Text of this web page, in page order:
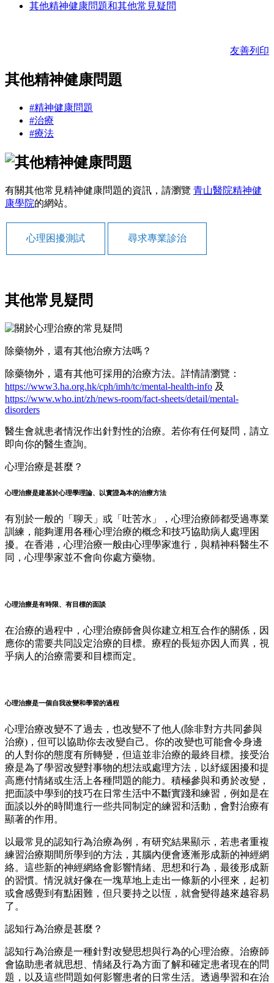
其他精神健康問題和其他常見疑問
友善列印
其他精神健康問題
#精神健康問題
#治療
#療法
有關其他常見精神健康問題的資訊，請瀏覽 青山醫院精神健
康學院的網站。
心理困擾測試 尋求專業診治
其他常見疑問
除藥物外，還有其他治療方法嗎？
除藥物外，還有其他可採用的治療方法。詳情請瀏覽：
https://www3.ha.org.hk/cph/imh/tc/mental-health-info 及
https://www.who.int/zh/news-room/fact-sheets/detail/mental-
disorders
醫生會就患者情況作出針對性的治療。若你有任何疑問，請立
即向你的醫生查詢。
心理治療是甚麼？
心理治療是建基於心理學理論、以實證為本的治療方法
有別於一般的「聊天」或「吐苦水」，心理治療師都受過專業
訓練，能夠運用各種心理治療的概念和技巧協助病人處理困
擾。在香港，心理治療一般由心理學家進行，與精神科醫生不
同，心理學家並不會向你處方藥物。
心理治療是有時限、有目標的面談
在治療的過程中，心理治療師會與你建立相互合作的關係，因
應你的需要共同設定治療的目標。療程的長短亦因人而異，視
乎病人的治療需要和目標而定。
心理治療是一個自我改變和學習的過程
心理治療改變不了過去，也改變不了他人(除非對方共同參與
治療)，但可以協助你去改變自己。你的改變也可能會令身邊
的人對你的態度有所轉變，但這並非治療的最終目標。接受治
療是為了學習改變對事物的想法或處理方法，以紓緩困擾和提
高應付情緒或生活上各種問題的能力。積極參與和勇於改變，
把面談中學到的技巧在日常生活中不斷實踐和練習，例如是在
面談以外的時間進行一些共同制定的練習和活動，會對治療有
顯著的作用。
以最常見的認知行為治療為例，有研究結果顯示，若患者重複
練習治療期間所學到的方法，其腦內便會逐漸形成新的神經網
絡。這些新的神經網絡會影響情緒、思想和行為，最後形成新
的習慣。情況就好像在一塊草地上走出一條新的小徑來，起初
或會感覺到有點困難，但只要持之以恆，就會變得越來越容易
了。
認知行為治療是甚麼？
認知行為治療是一種針對改變思想與行為的心理治療。治療師
會協助患者就思想、情緒及行為方面了解和確定患者現在的問
題，以及這些問題如何影響患者的日常生活。透過學習和在治